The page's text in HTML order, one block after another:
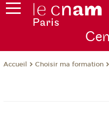
Accueil Choisir ma formation